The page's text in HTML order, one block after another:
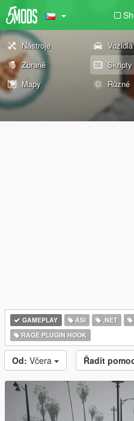
Nástroje Vozidla
Zbraně
Skripty
Mapy
Různé
GAMEPLAY ASI .NET
RAGE PLUGIN HOOK
Od: Včera Řadit